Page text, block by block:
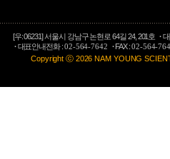
[우: 06231] 서울시 강남구 논현로 64길 24, 201호·
·대표안내전화 :02-564-7642 ·FAX :02-564-
Copyright ⓒ 2026 NAM YOUNG